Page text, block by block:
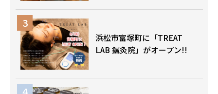
浜松市富塚町に「TREAT
LAB 鍼灸院」がオープン!!